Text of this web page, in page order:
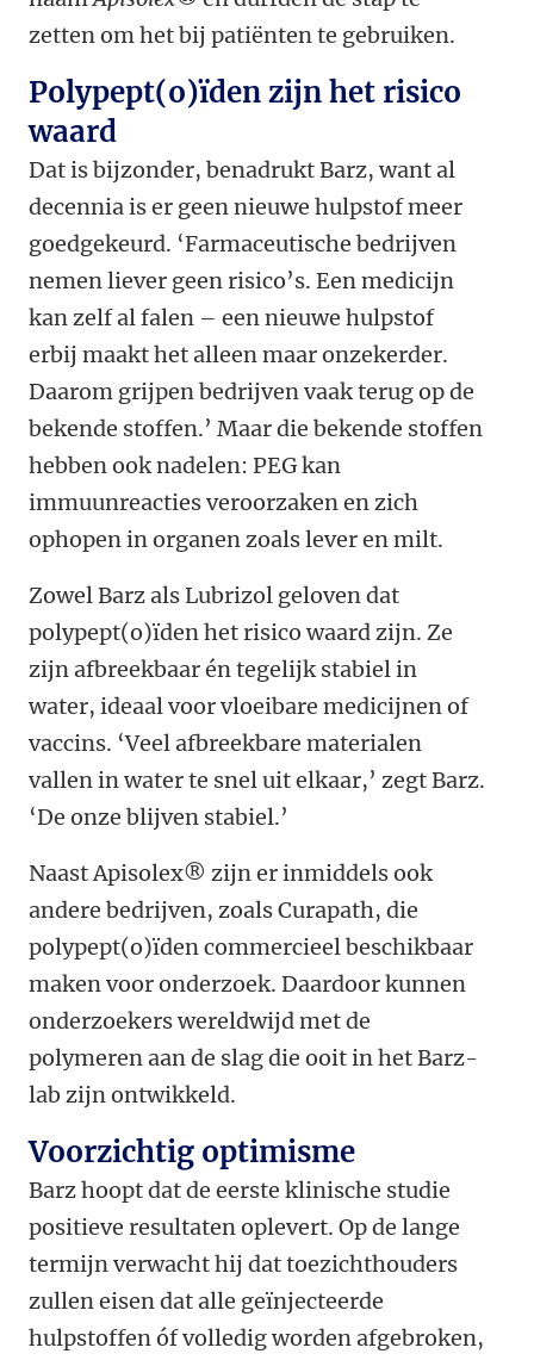
zetten om het bij patiënten te gebruiken.
Polypept(o)ïden zijn het risico
waard
Dat is bijzonder, benadrukt Barz, want al
decennia is er geen nieuwe hulpstof meer
goedgekeurd. ‘Farmaceutische bedrijven
nemen liever geen risico’s. Een medicijn
kan zelf al falen – een nieuwe hulpstof
erbij maakt het alleen maar onzekerder.
Daarom grijpen bedrijven vaak terug op de
bekende stoffen.’ Maar die bekende stoffen
hebben ook nadelen: PEG kan
immuunreacties veroorzaken en zich
ophopen in organen zoals lever en milt.
Zowel Barz als Lubrizol geloven dat
polypept(o)ïden het risico waard zijn. Ze
zijn afbreekbaar én tegelijk stabiel in
water, ideaal voor vloeibare medicijnen of
vaccins. ‘Veel afbreekbare materialen
vallen in water te snel uit elkaar,’ zegt Barz.
‘De onze blijven stabiel.’
Naast Apisolex® zijn er inmiddels ook
andere bedrijven, zoals Curapath, die
polypept(o)ïden commercieel beschikbaar
maken voor onderzoek. Daardoor kunnen
onderzoekers wereldwijd met de
polymeren aan de slag die ooit in het Barz-
lab zijn ontwikkeld.
Voorzichtig optimisme
Barz hoopt dat de eerste klinische studie
positieve resultaten oplevert. Op de lange
termijn verwacht hij dat toezichthouders
zullen eisen dat alle geïnjecteerde
hulpstoffen óf volledig worden afgebroken,